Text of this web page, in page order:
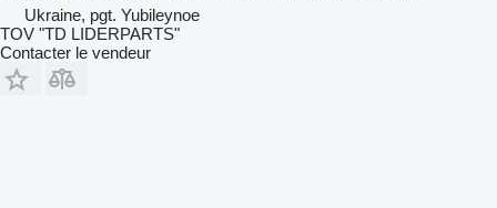
Ukraine, pgt. Yubileynoe
TOV "TD LIDERPARTS"
Contacter le vendeur